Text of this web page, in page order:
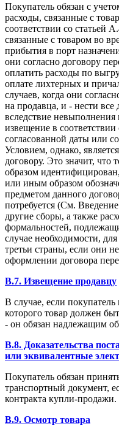
Покупатель обязан с
расходы, связанные с
соответствии со статьей
связанные с товаром во
прибытия в порт
они согласно договору
оплатить расходы по
оплате лихтерных и
случаев, когда они
на продавца, и - нести
вследствие
извещение в
согласованной даты или
Условием, однако,
договору. Это значит,
образом
или иным образом
предметом данного
потребуется (См.
другие сборы, а также
формальностей,
случае необходимости,
третьи страны, если они
оформлении договора
B.7. Извещение продавцу
В случае, если
которого товар должен
- он обязан надлежащим
B.8. Доказательства
или эквивалентные
Покупатель обязан
транспортный документ,
контракта купли-продажи.
B.9. Осмотр товара